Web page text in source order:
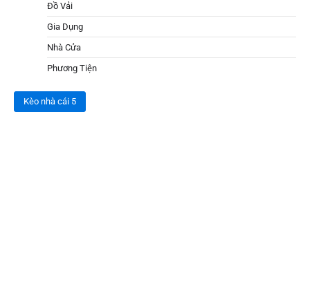
Đồ Vải
Gia Dụng
Nhà Cửa
Phương Tiện
Kèo nhà cái 5